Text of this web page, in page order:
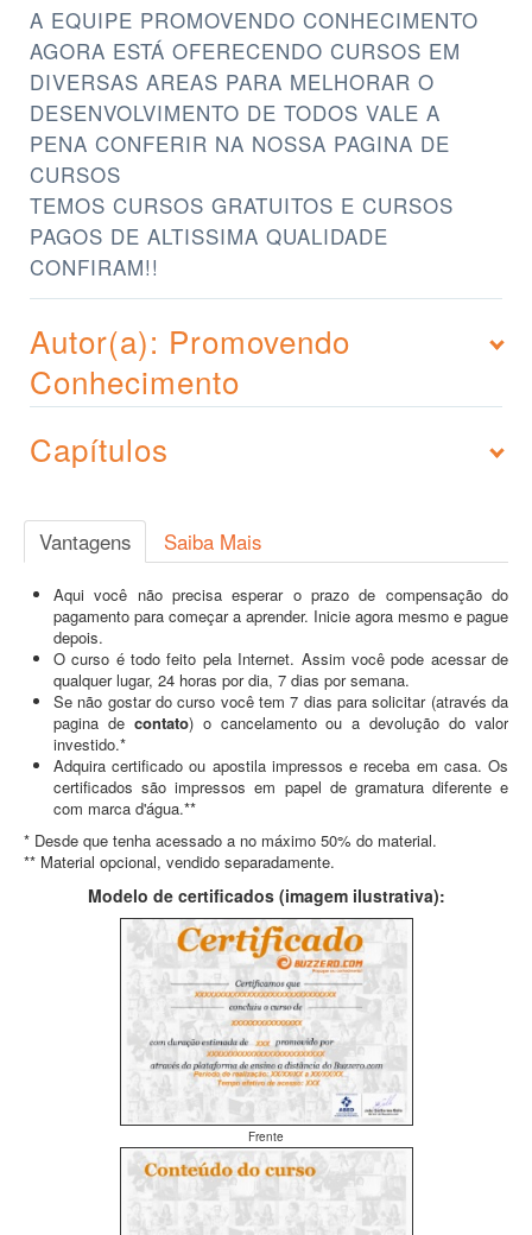
A EQUIPE PROMOVENDO CONHECIMENTO
AGORA ESTÁ OFERECENDO CURSOS EM
DIVERSAS AREAS PARA MELHORAR O
DESENVOLVIMENTO DE TODOS VALE A
PENA CONFERIR NA NOSSA PAGINA DE
CURSOS
TEMOS CURSOS GRATUITOS E CURSOS
PAGOS DE ALTISSIMA QUALIDADE
CONFIRAM!!
Autor(a): Promovendo
Conhecimento
Capítulos
Vantagens Saiba Mais
Aqui você não precisa esperar o prazo de compensação do
pagamento para começar a aprender. Inicie agora mesmo e pague
depois.
O curso é todo feito pela Internet. Assim você pode acessar de
qualquer lugar, 24 horas por dia, 7 dias por semana.
Se não gostar do curso você tem 7 dias para solicitar (através da
pagina de contato) o cancelamento ou a devolução do valor
investido.*
Adquira certificado ou apostila impressos e receba em casa. Os
certificados são impressos em papel de gramatura diferente e
com marca d'água.**
* Desde que tenha acessado a no máximo 50% do material.
** Material opcional, vendido separadamente.
Modelo de certificados (imagem ilustrativa):
Frente